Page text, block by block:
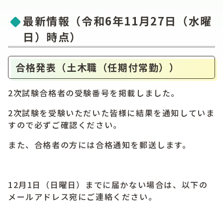
最新情報（令和6年11月27日（水曜
日）時点）
合格発表（土木職（任期付常勤））
2次試験合格者の受験番号を掲載しました。
2次試験を受験いただいた皆様に結果を通知していま
すので必ずご確認ください。
また、合格者の方には合格通知を郵送します。
12月1日（日曜日）までに届かない場合は、以下の
メールアドレス宛にご連絡ください。